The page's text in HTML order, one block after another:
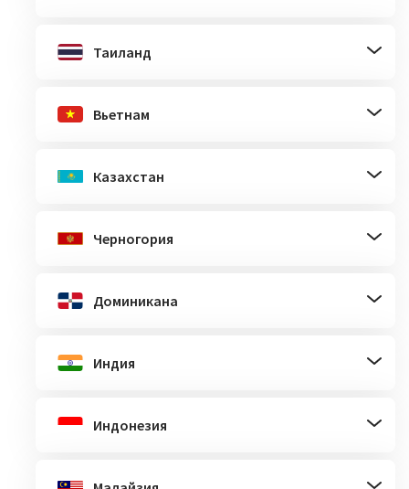
Таиланд
Вьетнам
Казахстан
Черногория
Доминикана
Индия
Индонезия